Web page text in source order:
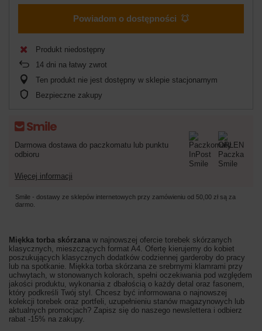
Powiadom o dostępności
Produkt niedostępny
14 dni na łatwy zwrot
Ten produkt nie jest dostępny w sklepie stacjonarnym
Bezpieczne zakupy
Darmowa dostawa do paczkomatu lub punktu
odbioru
Więcej informacji
Smile - dostawy ze sklepów internetowych przy zamówieniu od 50,00 zł są za
darmo.
Miękka torba skórzana w najnowszej ofercie torebek skórzanych
klasycznych, mieszczących format A4. Ofertę kierujemy do kobiet
poszukujących klasycznych dodatków codziennej garderoby do pracy
lub na spotkanie. Miękka torba skórzana ze srebrnymi klamrami przy
uchwytach, w stonowanych kolorach, spełni oczekiwania pod względem
jakości produktu, wykonania z dbałością o każdy detal oraz fasonem,
który podkreśli Twój styl. Chcesz być informowana o najnowszej
kolekcji torebek oraz portfeli, uzupełnieniu stanów magazynowych lub
aktualnych promocjach? Zapisz się do naszego newslettera i odbierz
rabat -15% na zakupy.